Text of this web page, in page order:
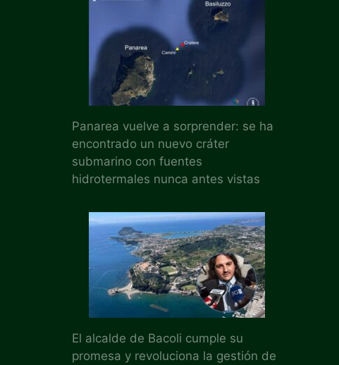
Panarea vuelve a sorprender: se ha
encontrado un nuevo cráter
submarino con fuentes
hidrotermales nunca antes vistas
El alcalde de Bacoli cumple su
promesa y revoluciona la gestión de